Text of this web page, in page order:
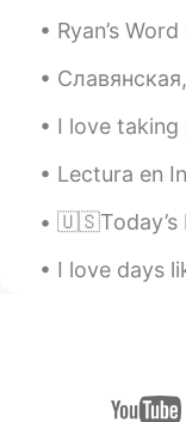
AR EN
كفى
ودينهم
قبل
ضد دينكم
SoyElRey
Ryan’s Word Of The Day:
Славянская, грузинская и
I love taking photos in the
Lectura en Inglés 📖📚😎☕☕
🇺🇸Today’s English
I love days like this with